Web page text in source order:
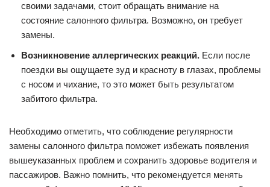
своими задачами, стоит обращать внимание на
состояние салонного фильтра. Возможно, он требует
замены.
Возникновение аллергических реакций. Если после
поездки вы ощущаете зуд и красноту в глазах, проблемы
с носом и чихание, то это может быть результатом
забитого фильтра.
Необходимо отметить, что соблюдение регулярности
замены салонного фильтра поможет избежать появления
вышеуказанных проблем и сохранить здоровье водителя и
пассажиров. Важно помнить, что рекомендуется менять